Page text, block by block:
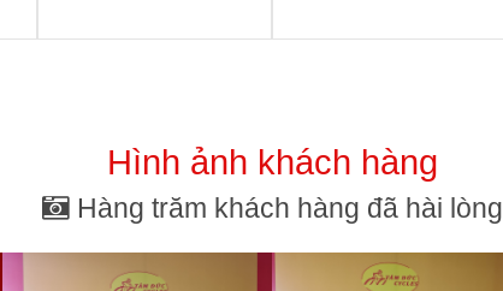
Hình ảnh khách hàng
Hàng trăm khách hàng đã hài lòng